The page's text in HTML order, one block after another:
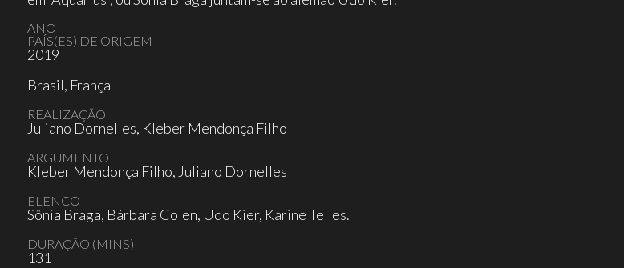
ANO
PAÍS(ES) DE ORIGEM
2019
Brasil, França
REALIZAÇÃO
Juliano Dornelles, Kleber Mendonça Filho
ARGUMENTO
Kleber Mendonça Filho, Juliano Dornelles
ELENCO
Sônia Braga, Bárbara Colen, Udo Kier, Karine Telles.
DURAÇÃO (MINS)
131